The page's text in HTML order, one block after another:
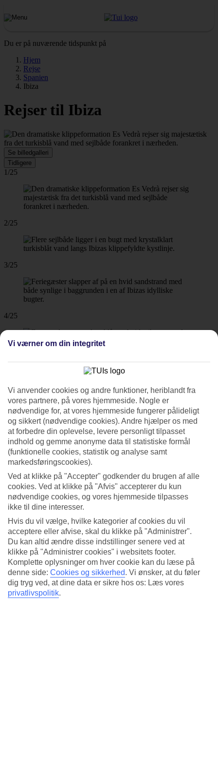
Du er på nuværende tidspunkt på
Hjem
Rejse
Spanien
Ibiza
Rejser til Ibiza
Se billedgalleri
Tidligere
1/25
2/25
3/25
4/25
6/25
7/25
8/25
9/25
Vi værner om din integritet
Vi anvender cookies og andre funktioner, heriblandt fra
vores partnere, på vores hjemmeside. Nogle er
nødvendige for, at vores hjemmeside fungerer pålideligt
og sikkert (nødvendige cookies). Andre hjælper os med
at forbedre din oplevelse, levere personligt tilpasset
indhold og gemme anonyme data til statistiske formål
(funktionelle cookies, statistik og analyse samt
markedsføringscookies).
Ved at klikke på "Accepter" godkender du brugen af alle
cookies. Ved at klikke på "Afvis" accepterer du kun
nødvendige cookies, og vores hjemmeside tilpasses
ikke til dine interesser.
Hvis du vil vælge, hvilke kategorier af cookies du vil
acceptere eller afvise, skal du klikke på "Administrer".
Du kan altid ændre disse indstillinger senere ved at
klikke på "Administrer cookies" i websitets footer.
Komplette oplysninger om hver cookie kan du læse på
denne side: Cookies og sikkerhed. Vi ønsker, at du føler
dig tryg ved, at dine data er sikre hos os: Læs vores
privatlivspolitik.